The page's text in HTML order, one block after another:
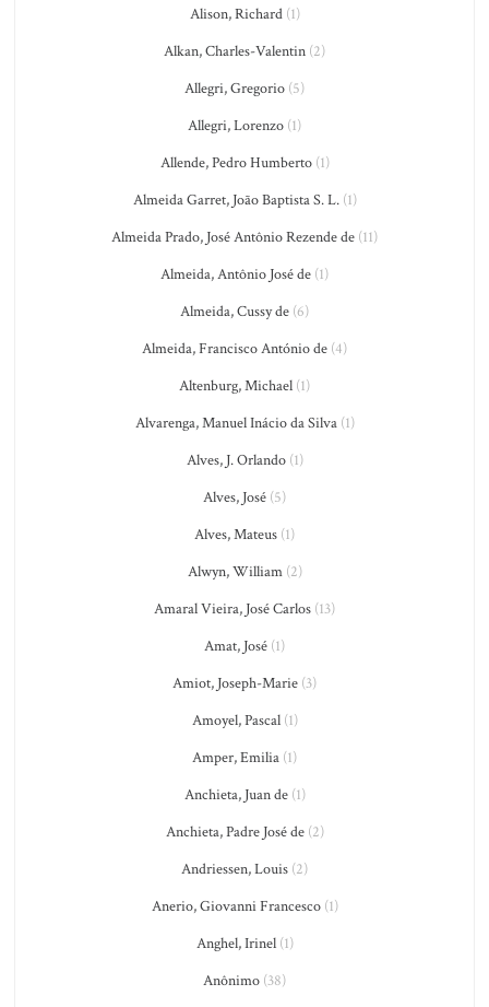
Alison, Richard(1)
Alkan, Charles-Valentin (2)
Allegri, Gregorio (5)
Allegri, Lorenzo (1)
Allende, Pedro Humberto(1)
Almeida Garret, João Baptista S. L.(1)
Almeida Prado, José Antônio Rezende de (11)
Almeida, Antônio José de (1)
Almeida, Cussy de (6)
Almeida, Francisco António de (4)
Altenburg, Michael (1)
Alvarenga, Manuel Inácio da Silva(1)
Alves, J. Orlando(1)
Alves, José (5)
Alves, Mateus (1)
Alwyn, William(2)
Amaral Vieira, José Carlos (13)
Amat, José (1)
Amiot, Joseph-Marie (3)
Amoyel, Pascal(1)
Amper, Emilia (1)
Anchieta, Juan de(1)
Anchieta, Padre José de(2)
Andriessen, Louis (2)
Anerio, Giovanni Francesco(1)
Anghel, Irinel(1)
Anônimo (38)